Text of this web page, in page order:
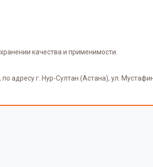
качества и применимости.
адресу г. Нур-Султан (Астана), ул.